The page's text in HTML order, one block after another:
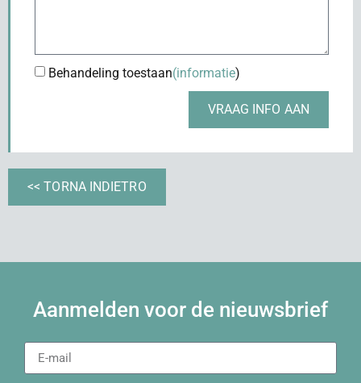
Behandeling toestaan(informatie)
VRAAG INFO AAN
<< TORNA INDIETRO
Aanmelden voor de nieuwsbrief